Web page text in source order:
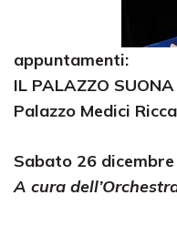
appuntamenti:
IL PALAZZO SUONA
Palazzo Medici
Sabato 26
A cura